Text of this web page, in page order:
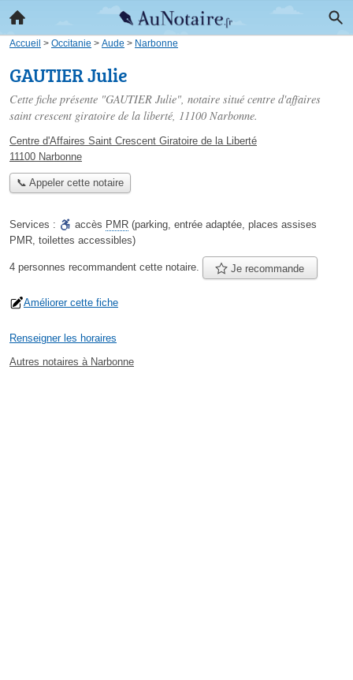
Accueil > Occitanie > Aude > Narbonne
GAUTIER Julie
Cette fiche présente "GAUTIER Julie", notaire situé centre d'affaires
saint crescent giratoire de la liberté, 11100 Narbonne.
Centre d'Affaires Saint Crescent Giratoire de la Liberté
11100 Narbonne
📞 Appeler cette notaire
Services : accès PMR (parking, entrée adaptée, places assises
PMR, toilettes accessibles)
4 personnes recommandent cette notaire. Je recommande
Améliorer cette fiche
Renseigner les horaires
Autres notaires à Narbonne